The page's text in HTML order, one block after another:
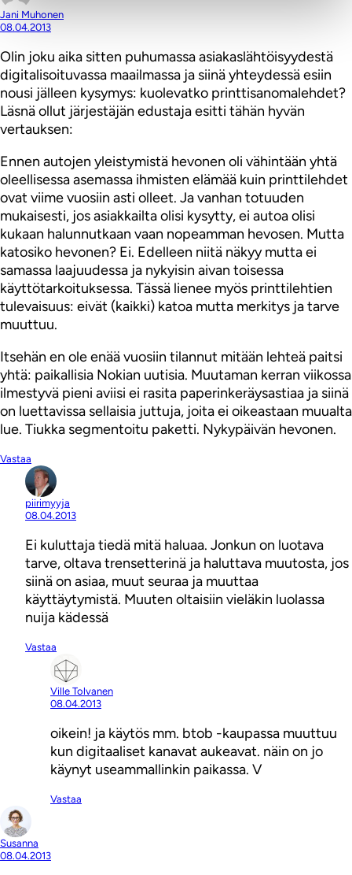
Jani Muhonen
08.04.2013
Olin joku aika sitten puhumassa asiakaslähtöisyydestä
digitalisoituvassa maailmassa ja siinä yhteydessä esiin
nousi jälleen kysymys: kuolevatko printtisanomalehdet?
Läsnä ollut järjestäjän edustaja esitti tähän hyvän
vertauksen:
Ennen autojen yleistymistä hevonen oli vähintään yhtä
oleellisessa asemassa ihmisten elämää kuin printtilehdet
ovat viime vuosiin asti olleet. Ja vanhan totuuden
mukaisesti, jos asiakkailta olisi kysytty, ei autoa olisi
kukaan halunnutkaan vaan nopeamman hevosen. Mutta
katosiko hevonen? Ei. Edelleen niitä näkyy mutta ei
samassa laajuudessa ja nykyisin aivan toisessa
käyttötarkoituksessa. Tässä lienee myös printtilehtien
tulevaisuus: eivät (kaikki) katoa mutta merkitys ja tarve
muuttuu.
Itsehän en ole enää vuosiin tilannut mitään lehteä paitsi
yhtä: paikallisia Nokian uutisia. Muutaman kerran viikossa
ilmestyvä pieni aviisi ei rasita paperinkeräysastiaa ja siinä
on luettavissa sellaisia juttuja, joita ei oikeastaan muualta
lue. Tiukka segmentoitu paketti. Nykypäivän hevonen.
Vastaa
piirimyyja
08.04.2013
Ei kuluttaja tiedä mitä haluaa. Jonkun on luotava
tarve, oltava trensetterinä ja haluttava muutosta, jos
siinä on asiaa, muut seuraa ja muuttaa
käyttäytymistä. Muuten oltaisiin vieläkin luolassa
nuija kädessä
Vastaa
Ville Tolvanen
08.04.2013
oikein! ja käytös mm. btob -kaupassa muuttuu
kun digitaaliset kanavat aukeavat. näin on jo
käynyt useammallinkin paikassa. V
Vastaa
Susanna
08.04.2013